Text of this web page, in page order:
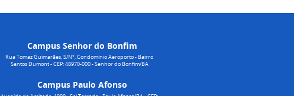
Campus Senhor do Bonfim
Rua Tomaz Guimarães, S/N°, Condomínio Aeroporto - Bairro
Santos Dumont - CEP: 48970-000 - Senhor do Bonfim/BA
Campus Paulo Afonso